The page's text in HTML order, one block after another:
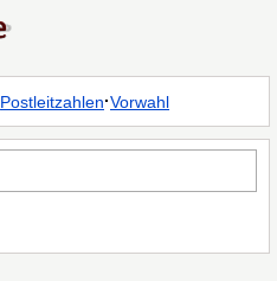
Postleitzahlen·Vorwahl